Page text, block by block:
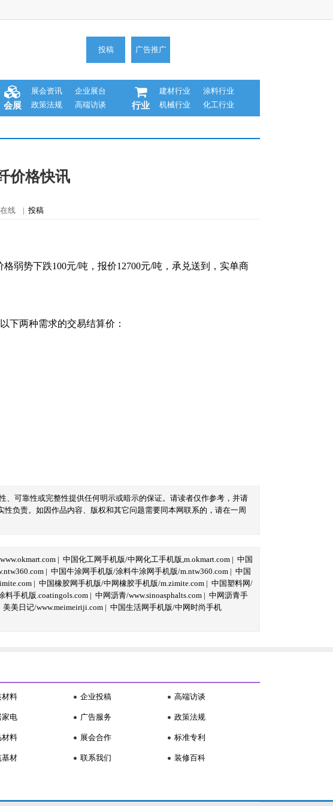
投稿 广告推广
会展
展会资讯
企业展台
政策法规
高端访谈 行业
建材行业
涂料行业
机械行业
化工行业
价格快讯
在线 | 投稿
弱势下跌100元/吨，报价12700元/吨，承兑送到，实单商
下两种需求的交易结算价：
、可靠性或完整性提供任何明示或暗示的保证。请读者仅作参考，并请
负责。如因作品内容、版权和其它问题需要同本网联系的，请在一周
| 中国化工网手机版/中网化工手机版,m.okmart.com | 中国
| 中国牛涂网手机版/涂料牛涂网手机版/m.ntw360.com | 中国
| 中国橡胶网手机版/中网橡胶手机版/m.zimite.com | 中国塑料网/
料手机版.coatingols.com | 中网沥青/www.sinoasphalts.com | 中网沥青手
美美日记/www.meimeiriji.com | 中国生活网手机版/中网时尚手机
材料
家电
材料
基材
企业投稿
广告服务
展会合作
联系我们
高端访谈
政策法规
标准专利
装修百科